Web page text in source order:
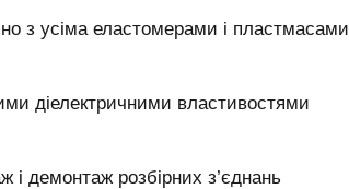
з усіма еластомерами і пластмасами
діелектричними властивостями
і демонтаж розбірних з’єднань